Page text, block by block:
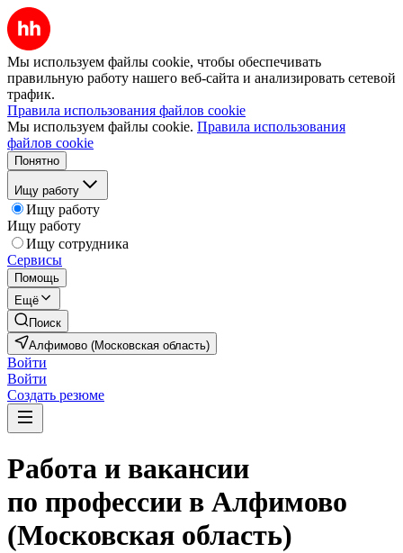
Мы используем файлы cookie, чтобы обеспечивать
правильную работу нашего веб-сайта и анализировать сетевой
трафик.
Правила использования файлов cookie
Мы используем файлы cookie. Правила использования
файлов cookie
Понятно
Ищу работу
Ищу работу
Ищу работу
Ищу сотрудника
Сервисы
Помощь
Ещё
Поиск
Алфимово (Московская область)
Войти
Войти
Создать резюме
Работа и вакансии
по профессии в Алфимово
(Московская область)